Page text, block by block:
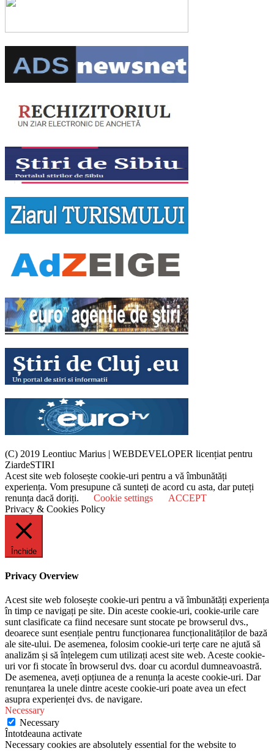
(C) 2019 Leontiuc Marius | WEBDEVELOPER licențiat pentru
ZiardeSTIRI
Acest site web folosește cookie-uri pentru a vă îmbunătăți
experiența. Vom presupune că sunteți de acord cu asta, dar puteți
renunța dacă doriți.
Cookie settings
ACCEPT
Privacy & Cookies Policy
Închide
Privacy Overview
Acest site web folosește cookie-uri pentru a vă îmbunătăți experiența
în timp ce navigați pe site. Din aceste cookie-uri, cookie-urile care
sunt clasificate ca fiind necesare sunt stocate pe browserul dvs.,
deoarece sunt esențiale pentru funcționarea funcționalităților de bază
ale site-ului. De asemenea, folosim cookie-uri terțe care ne ajută să
analizăm și să înțelegem cum utilizați acest site web. Aceste cookie-
uri vor fi stocate în browserul dvs. doar cu acordul dumneavoastră.
De asemenea, aveți opțiunea de a renunța la aceste cookie-uri. Dar
renunțarea la unele dintre aceste cookie-uri poate avea un efect
asupra experienței dvs. de navigare.
Necessary
Necessary
Întotdeauna activate
Necessary cookies are absolutely essential for the website to